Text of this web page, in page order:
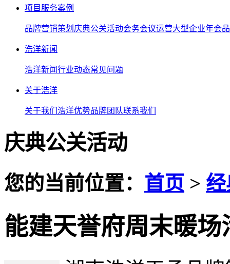
项目服务案例
品牌营销策划 庆典公关活动会务会议运营大型企业年会
浩洋新闻
浩洋新闻行业动态常见问题
关于浩洋
关于我们 浩洋优势品牌团队联系我们
庆典公关活动
您的当前位置： 首页 >
能建天誉府周末暖场